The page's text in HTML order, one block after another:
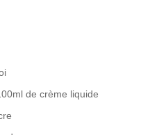
de crème liquide